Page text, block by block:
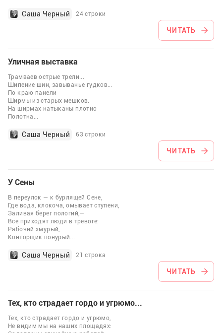
Саша Черный 24 строки
ЧИТАТЬ
Уличная выставка
Трамваев острые трели...
Шипение шин, завыванье гудков...
По краю панели
Ширмы из старых мешков.
На ширмах натыканы плотно
Полотна ...
Саша Черный 63 строки
ЧИТАТЬ
У Сены
В переулок — к бурлящей Сене,
Где вода, клокоча, омывает ступени,
Заливая берег пологий,—
Все приходят люди в тревоге:
Рабочий хмурый,
Конторщик понурый...
Саша Черный 21 строка
ЧИТАТЬ
Тех, кто страдает гордо и угрюмо...
Тех, кто страдает гордо и угрюмо,
Не видим мы на наших площадях: